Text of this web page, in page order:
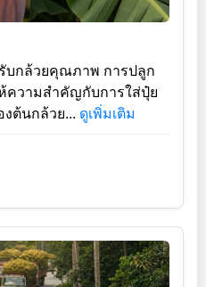
รับกล้วยคุณภาพ การปลูก
ความสำคัญกับการใส่ปุ๋ย
ต้นกล้วย... ดูเพิ่มเติม